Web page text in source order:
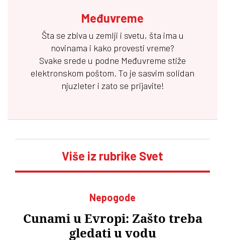
Međuvreme
Šta se zbiva u zemlji i svetu, šta ima u
novinama i kako provesti vreme?
Svake srede u podne Međuvreme stiže
elektronskom poštom. To je sasvim solidan
njuzleter i zato se prijavite!
Više iz rubrike Svet
Nepogode
Cunami u Evropi: Zašto treba
gledati u vodu